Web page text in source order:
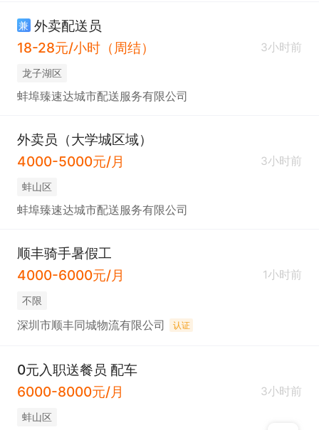
兼 外卖配送员
18-28元/小时（周结）
3小时前
龙子湖区
蚌埠臻速达城市配送服务有限公司
外卖员（大学城区域）
4000-5000元/月
3小时前
蚌山区
蚌埠臻速达城市配送服务有限公司
顺丰骑手暑假工
4000-6000元/月
1小时前
不限
深圳市顺丰同城物流有限公司 认证
0元入职送餐员 配车
6000-8000元/月
3小时前
蚌山区